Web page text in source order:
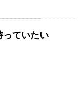
っていたい